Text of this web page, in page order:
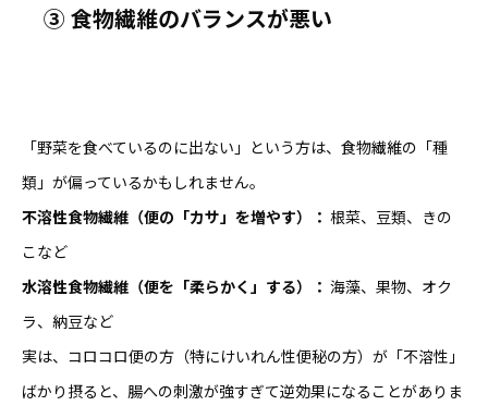
③ 食物繊維のバランスが悪い
「野菜を食べているのに出ない」という方は、食物繊維の「種
類」が偏っているかもしれません。
不溶性食物繊維（便の「カサ」を増やす）： 根菜、豆類、きの
こなど
水溶性食物繊維（便を「柔らかく」する）： 海藻、果物、オク
ラ、納豆など
実は、コロコロ便の方（特にけいれん性便秘の方）が「不溶性」
ばかり摂ると、腸への刺激が強すぎて逆効果になることがありま